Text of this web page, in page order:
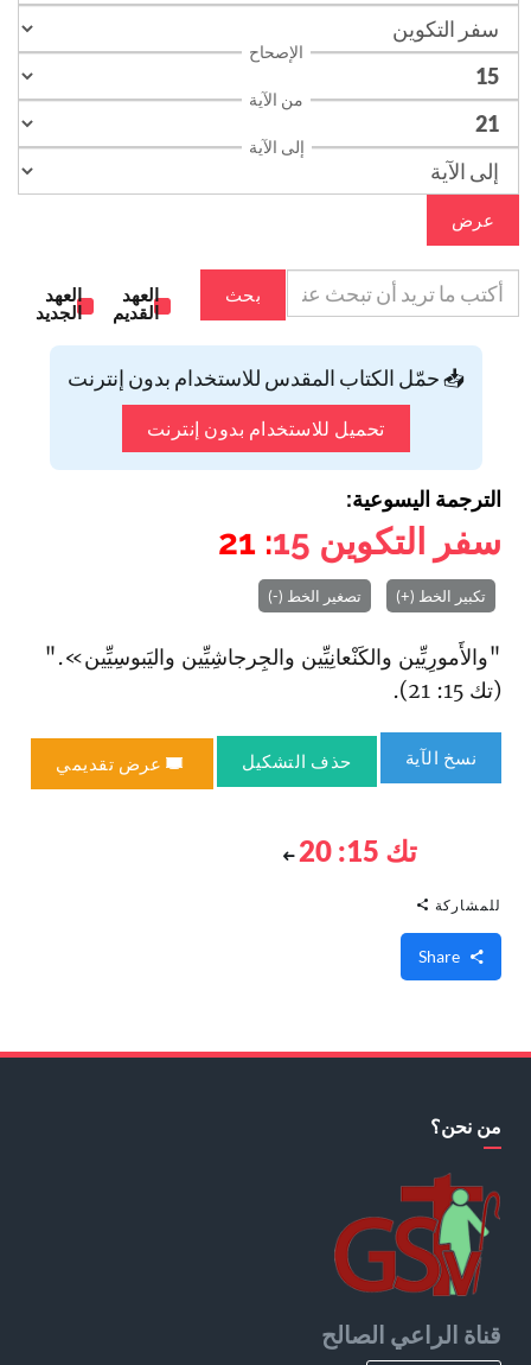
الإصحاح
من الآية
إلى الآية
عرض
بحث
العهد
القديم
العهد
الجديد
📥 حمّل الكتاب المقدس للاستخدام بدون إنترنت
تحميل للاستخدام بدون إنترنت
الترجمة اليسوعية:
سفر التكوين 15
: 21
تكبير الخط (+) تصغير الخط (-)
"والأَمورِيِّين والكَنْعانِيِّين والجِرجاشِيِّين واليَبوسِيِّين»."
(تك 15: 21).
نسخ الآية حذف التشكيل عرض تقديمي
تك 15: 20
للمشاركة
من نحن؟
قناة الراعي الصالح